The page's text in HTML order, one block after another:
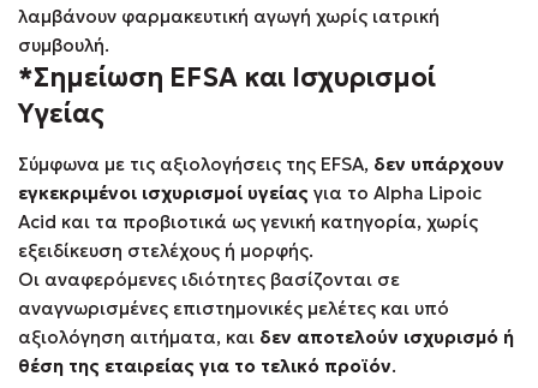
λαμβάνουν φαρμακευτική αγωγή χωρίς ιατρική
συμβουλή.
*Σημείωση EFSA και Ισχυρισμοί
Υγείας
Σύμφωνα με τις αξιολογήσεις της EFSA, δεν υπάρχουν
εγκεκριμένοι ισχυρισμοί υγείας για το Alpha Lipoic
Acid και τα προβιοτικά ως γενική κατηγορία, χωρίς
εξειδίκευση στελέχους ή μορφής.
Οι αναφερόμενες ιδιότητες βασίζονται σε
αναγνωρισμένες επιστημονικές μελέτες και υπό
αξιολόγηση αιτήματα, και δεν αποτελούν ισχυρισμό ή
θέση της εταιρείας για το τελικό προϊόν.